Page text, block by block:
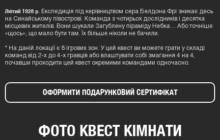
Лютий 1928 р. Експедиція під керівництвом сера Белдона Фрі зникає десь
на Синайському півострові. Команда з чотирьох дослідників і десятка
місцевих жителів. Вони шукали Загублену піраміду Небка… Або точніше
«щось», що мало бути там. Їх більше ніколи не бачили.
* На даній локації є 8 ігрових зон. У цей квест ви можете грати у складі
команд від 2-х до 4-х гравців або влаштувати собі змагання 4 на 4,
почавши проходити цей квест окремими командами одночасно.
ОФОРМИТИ ПОДАРУНКОВИЙ СЕРТИФІКАТ
ФОТО КВЕСТ КІМНАТИ